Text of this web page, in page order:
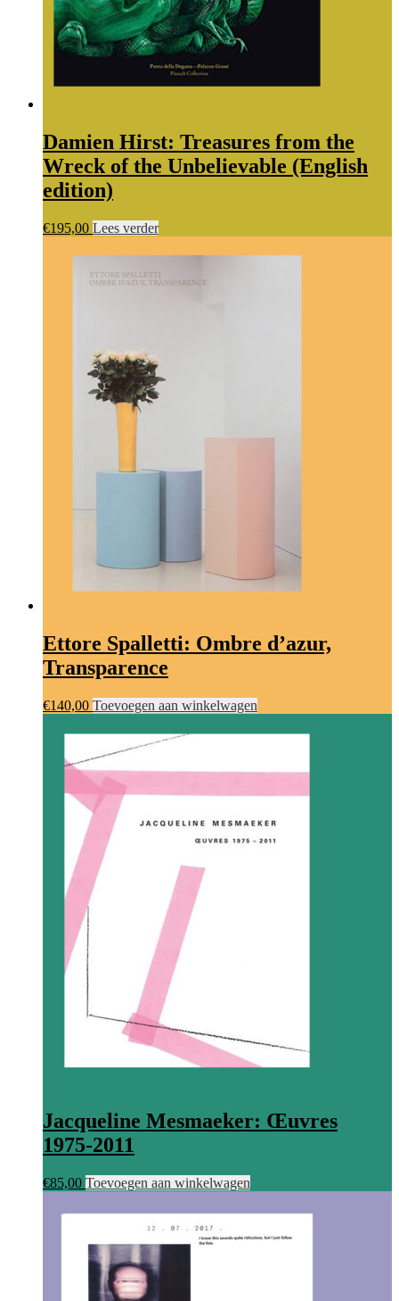
Damien Hirst: Treasures from the
Wreck of the Unbelievable (English
edition)
€195,00 Lees verder
Ettore Spalletti: Ombre d’azur,
Transparence
€140,00 Toevoegen aan winkelwagen
Jacqueline Mesmaeker: Œuvres
1975-2011
€85,00 Toevoegen aan winkelwagen